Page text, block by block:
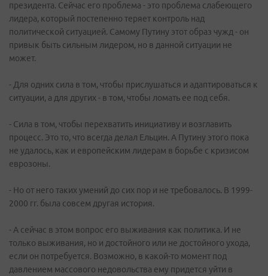
президента. Сейчас его проблема - это проблема слабеющего
лидера, который постепенно теряет контроль над
политической ситуацией. Самому Путину этот образ чужд - он
привык быть сильным лидером, но в данной ситуации не
может.
- Для одних сила в том, чтобы прислушаться и адаптироваться к
ситуации, а для других - в том, чтобы ломать ее под себя.
- Сила в том, чтобы перехватить инициативу и возглавить
процесс. Это то, что всегда делал Ельцин. А Путину этого пока
не удалось, как и европейским лидерам в борьбе с кризисом
еврозоны.
- Но от него таких умений до сих пор и не требовалось. В 1999-
2000 гг. была совсем другая история.
- А сейчас в этом вопрос его выживания как политика. И не
только выживания, но и достойного или не достойного ухода,
если он потребуется. Возможно, в какой-то момент под
давлением массового недовольства ему придется уйти в